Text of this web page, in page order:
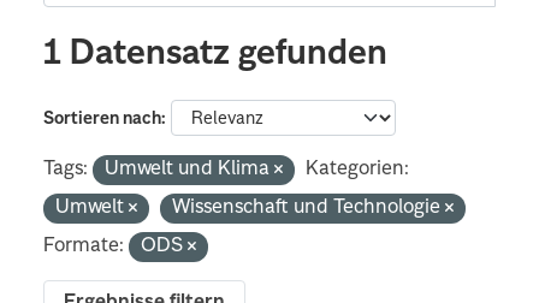
1 Datensatz gefunden
Sortieren nach
Tags: Umwelt und Klima
Kategorien:
Umwelt
Wissenschaft und Technologie
Formate:
ODS